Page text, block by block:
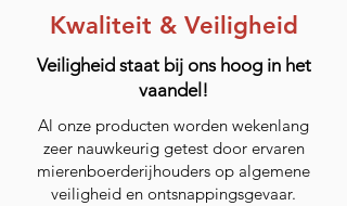
Kwaliteit & Veiligheid
Veiligheid staat bij ons hoog in het
vaandel!
Al onze producten worden wekenlang
zeer nauwkeurig getest door ervaren
mierenboerderijhouders op algemene
veiligheid en ontsnappingsgevaar.